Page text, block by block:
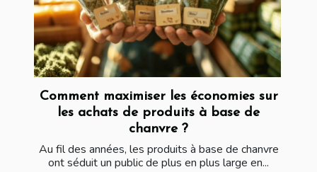
Comment maximiser les économies sur
les achats de produits à base de
chanvre ?
Au fil des années, les produits à base de chanvre
ont séduit un public de plus en plus large en...